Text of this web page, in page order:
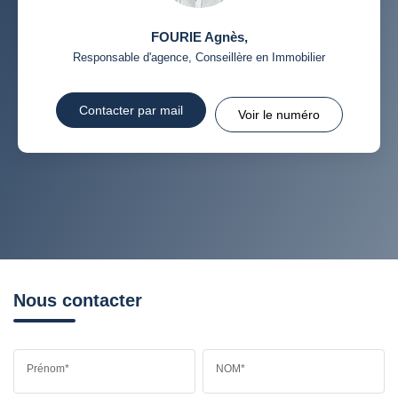
FOURIE Agnès,
Responsable d'agence, Conseillère en Immobilier
Contacter par mail Voir le numéro
Nous contacter
Prénom* NOM*